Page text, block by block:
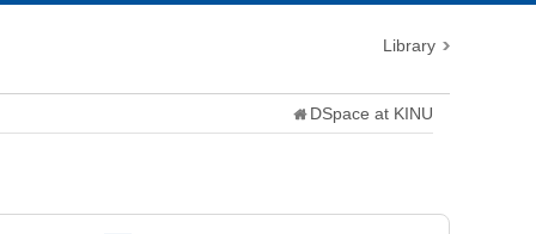
Library
DSpace at KINU